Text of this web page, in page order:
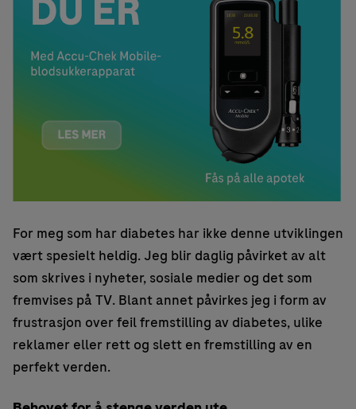
For meg som har diabetes har ikke denne utviklingen
vært spesielt heldig. Jeg blir daglig påvirket av alt
som skrives i nyheter, sosiale medier og det som
fremvises på TV. Blant annet påvirkes jeg i form av
frustrasjon over feil fremstilling av diabetes, ulike
reklamer eller rett og slett en fremstilling av en
perfekt verden.